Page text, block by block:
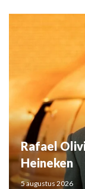
Rafael
Heineken
5 augustus 2026